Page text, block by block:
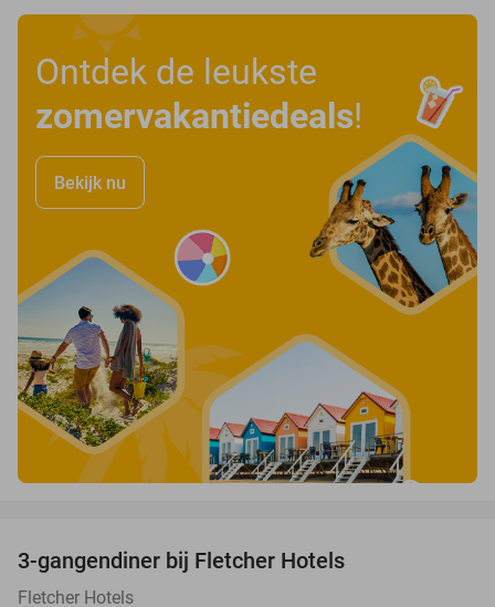
Ontdek de leukste
zomervakantiedeals!
Bekijk nu
3-gangendiner bij Fletcher Hotels
Fletcher Hotels